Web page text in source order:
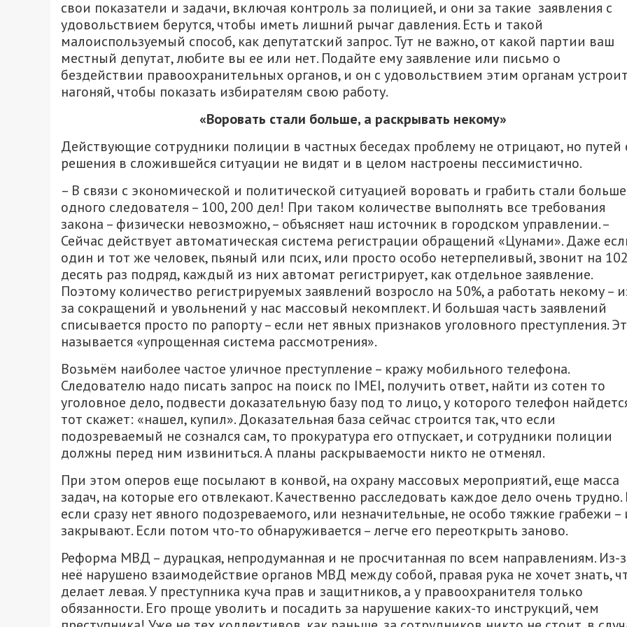
свои показатели и задачи, включая контроль за полицией, и они за такие заявления с
удовольствием берутся, чтобы иметь лишний рычаг давления. Есть и такой
малоиспользуемый способ, как депутатский запрос. Тут не важно, от какой партии ваш
местный депутат, любите вы ее или нет. Подайте ему заявление или письмо о
бездействии правоохранительных органов, и он с удовольствием этим органам устроит
нагоняй, чтобы показать избирателям свою работу.
«Воровать стали больше, а раскрывать некому»
Действующие сотрудники полиции в частных беседах проблему не отрицают, но путей
решения в сложившейся ситуации не видят и в целом настроены пессимистично.
– В связи с экономической и политической ситуацией воровать и грабить стали
одного следователя – 100, 200 дел! При таком количестве выполнять все требования
закона – физически невозможно, – объясняет наш источник в городском управлении. –
Сейчас действует автоматическая система регистрации обращений «Цунами». Даже
один и тот же человек, пьяный или псих, или просто особо нетерпеливый, звонит на 102
десять раз подряд, каждый из них автомат регистрирует, как отдельное заявление.
Поэтому количество регистрируемых заявлений возросло на 50%, а работать некому –
за сокращений и увольнений у нас массовый некомплект. И большая часть заявлений
списывается просто по рапорту – если нет явных признаков уголовного преступления.
называется «упрощенная система рассмотрения».
Возьмём наиболее частое уличное преступление – кражу мобильного телефона.
Следователю надо писать запрос на поиск по IMEI, получить ответ, найти из сотен то
уголовное дело, подвести доказательную базу под то лицо, у которого телефон
тот скажет: «нашел, купил». Доказательная база сейчас строится так, что если
подозреваемый не сознался сам, то прокуратура его отпускает, и сотрудники полиции
должны перед ним извиниться. А планы раскрываемости никто не отменял.
При этом оперов еще посылают в конвой, на охрану массовых мероприятий, еще масса
задач, на которые его отвлекают. Качественно расследовать каждое дело очень трудно.
если сразу нет явного подозреваемого, или незначительные, не особо тяжкие грабежи –
закрывают. Если потом что-то обнаруживается – легче его переоткрыть заново.
Реформа МВД – дурацкая, непродуманная и не просчитанная по всем направлениям. Из-
неё нарушено взаимодействие органов МВД между собой, правая рука не хочет знать,
делает левая. У преступника куча прав и защитников, а у правоохранителя только
обязанности. Его проще уволить и посадить за нарушение каких-то инструкций, чем